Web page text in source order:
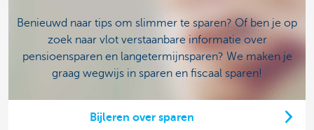
Benieuwd naar tips om slimmer te sparen? Of ben je op
zoek naar vlot verstaanbare informatie over
pensioensparen en langetermijnsparen? We maken je
graag wegwijs in sparen en fiscaal sparen!
Bijleren over sparen